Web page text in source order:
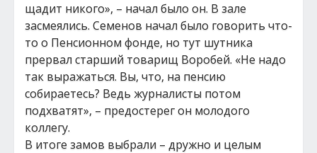
щадит никого», – начал было он. В зале
засмеялись. Семенов начал было говорить что-
то о Пенсионном фонде, но тут шутника
прервал старший товарищ Воробей. «Не надо
так выражаться. Вы, что, на пенсию
собираетесь? Ведь журналисты потом
подхватят», – предостерег он молодого
коллегу.
В итоге замов выбрали – дружно и целым